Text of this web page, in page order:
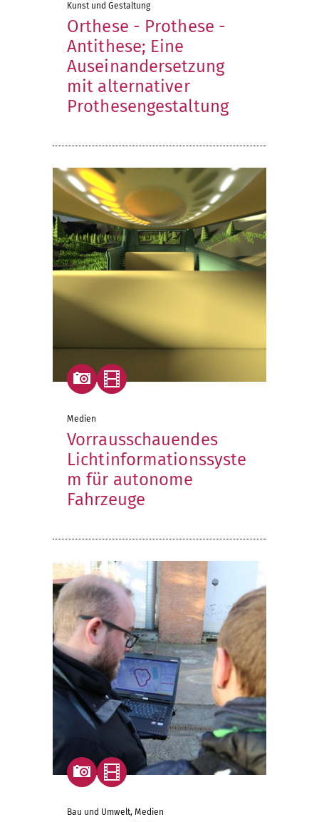
Orthese - Prothese -
Antithese; Eine
Auseinandersetzung
mit alternativer
Prothesengestaltung
Kunst und Gestaltung
Vorrausschauendes
Lichtinformationssyste
m für autonome
Fahrzeuge
Medien
Bau und Umwelt, Medien